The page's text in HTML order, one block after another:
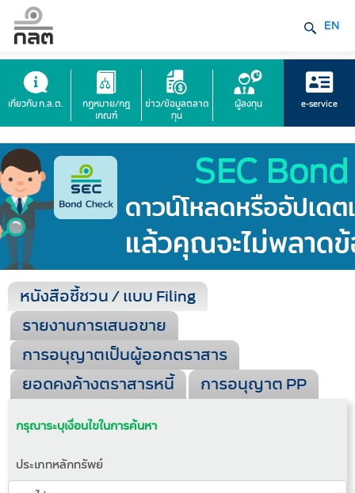
EN
เกี่ยวกับ ก.ล.ต.
กฎหมาย/กฎ
เกณฑ์
ข่าว/ข้อมูลตลาด
ทุน
ผู้ลงทุน e-service
หนังสือชี้ชวน / แบบ Filing
รายงานการเสนอขาย
การอนุญาตเป็นผู้ออกตราสาร
ยอดคงค้างตราสารหนี้
การอนุญาต PP
กรุณาระบุเงื่อนไขในการค้นหา
ประเภทหลักทรัพย์